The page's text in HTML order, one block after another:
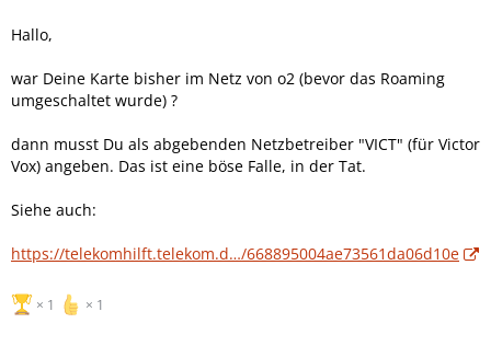
Hallo,
war Deine Karte bisher im Netz von o2 (bevor das Roaming
umgeschaltet wurde) ?
dann musst Du als abgebenden Netzbetreiber "VICT" (für Victor
Vox) angeben. Das ist eine böse Falle, in der Tat.
Siehe auch:
https://telekomhilft.telekom.d…/668895004ae73561da06d10e
1 1